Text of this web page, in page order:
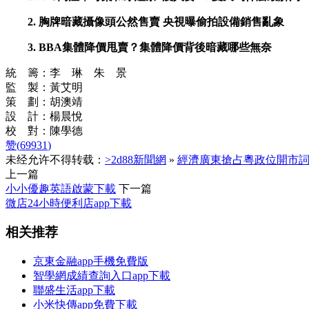
2. 胸牌暗藏攝像頭公然售賣 央視曝偷拍設備銷售亂象
3. BBA集體降價甩賣？集體降價背後暗藏哪些無奈
統 籌：李 琳 朱 景
監 製：黃艾明
策 劃：胡澳靖
設 計：楊晨悅
校 對：陳學德
赞(69931)
未经允许不得转载： >2d88新聞網 » 經濟廣東搶占粵政位開市
上一篇
小小優趣英語啟蒙下載 下一篇
微店24小時便利店app下載
相关推荐
京東金融app手機免費版
智學網成績查詢入口app下載
聯盛生活app下載
小米快傳app免費下載